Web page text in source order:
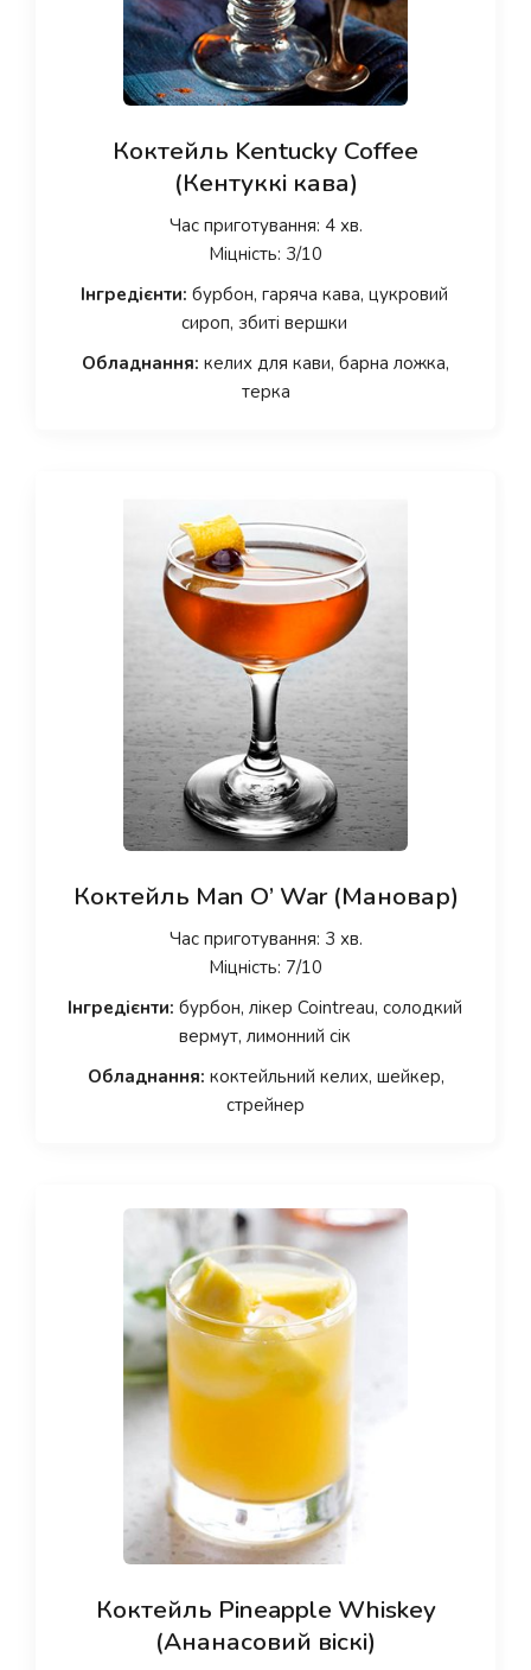
Коктейль Kentucky Coffee
(Кентуккі кава)
Час приготування: 4 хв.
Міцність: 3/10
Інгредієнти: бурбон, гаряча кава, цукровий
сироп, збиті вершки
Обладнання: келих для кави, барна ложка,
терка
Коктейль Man O’ War (Мановар)
Час приготування: 3 хв.
Міцність: 7/10
Інгредієнти: бурбон, лікер Cointreau, солодкий
вермут, лимонний сік
Обладнання: коктейльний келих, шейкер,
стрейнер
Коктейль Pineapple Whiskey
(Ананасовий віскі)